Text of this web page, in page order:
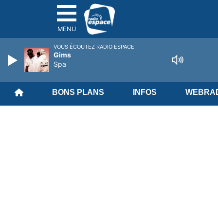
MENU
BONS PLANS INFOS
VOUS ÉCOUTEZ RADIO ESPACE
Gims
Spa